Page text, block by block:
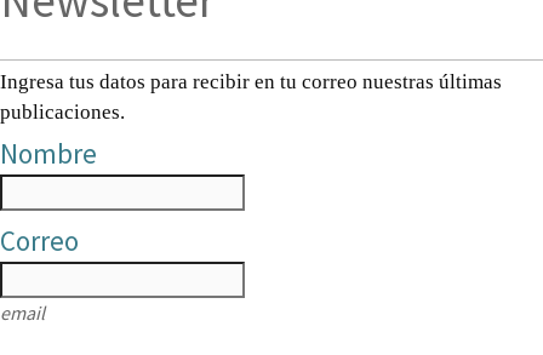
Ingresa tus datos para recibir en tu correo nuestras últimas
publicaciones.
Nombre
Correo
email